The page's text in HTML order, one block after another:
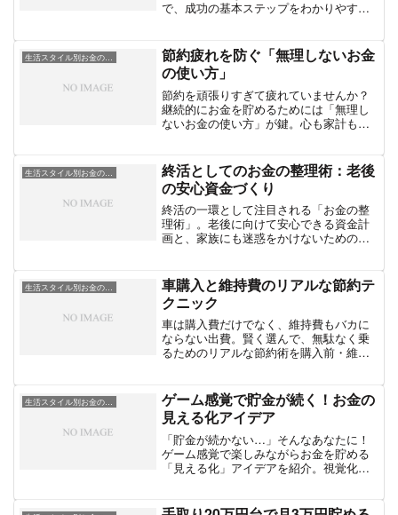
で、成功の基本ステップをわかりやすく
生活スタイル別お金の工夫
節約疲れを防ぐ「無理しないお金
の使い方」
節約を頑張りすぎて疲れていませんか？
継続的にお金を貯めるためには「無理し
ないお金の使い方」が鍵。心も家計もラ
生活スタイル別お金の工夫
終活としてのお金の整理術：老後
の安心資金づくり
終活の一環として注目される「お金の整
理術」。老後に向けて安心できる資金計
画と、家族にも迷惑をかけないためのポ
生活スタイル別お金の工夫
車購入と維持費のリアルな節約テ
クニック
車は購入費だけでなく、維持費もバカに
ならない出費。賢く選んで、無駄なく乗
るためのリアルな節約術を購入前・維持
生活スタイル別お金の工夫
ゲーム感覚で貯金が続く！お金の
見える化アイデア
「貯金が続かない…」そんなあなたに！
ゲーム感覚で楽しみながらお金を貯める
「見える化」アイデアを紹介。視覚化す